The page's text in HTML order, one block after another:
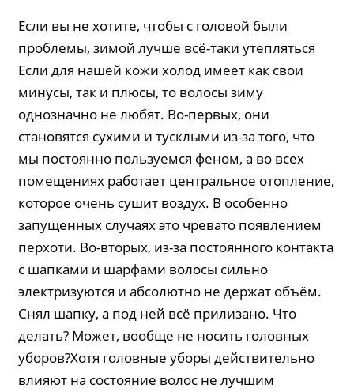
Если вы не хотите, чтобы с головой были
проблемы, зимой лучше всё-таки утепляться
Если для нашей кожи холод имеет как свои
минусы, так и плюсы, то волосы зиму
однозначно не любят. Во-первых, они
становятся сухими и тусклыми из-за того, что
мы постоянно пользуемся феном, а во всех
помещениях работает центральное отопление,
которое очень сушит воздух. В особенно
запущенных случаях это чревато появлением
перхоти. Во-вторых, из-за постоянного контакта
с шапками и шарфами волосы сильно
электризуются и абсолютно не держат объём.
Снял шапку, а под ней всё прилизано. Что
делать? Может, вообще не носить головных
уборов?Хотя головные уборы действительно
влияют на состояние волос не лучшим